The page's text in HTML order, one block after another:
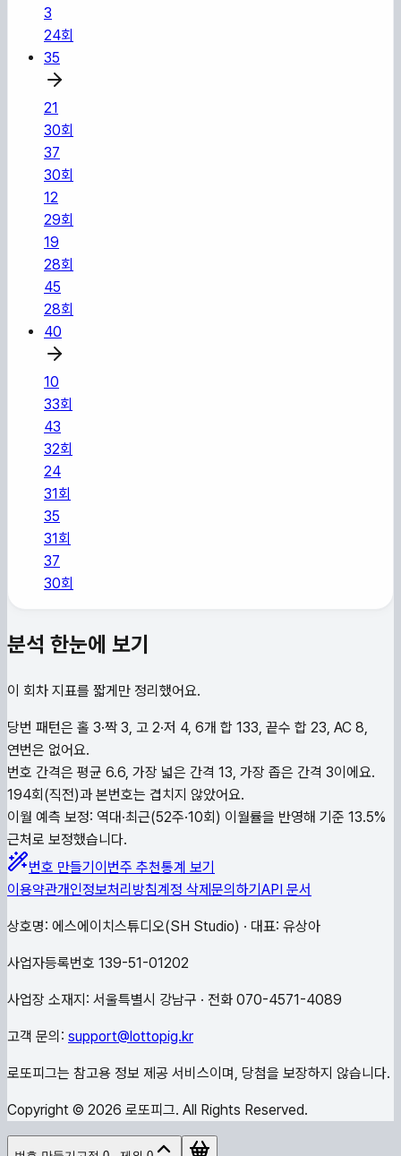
3
24회
35
21
30회
37
30회
12
29회
19
28회
45
28회
40
10
33회
43
32회
24
31회
35
31회
37
30회
분석 한눈에 보기
이 회차 지표를 짧게만 정리했어요.
당번 패턴은 홀 3·짝 3, 고 2·저 4, 6개 합 133, 끝수 합 23, AC 8,
연번은 없어요.
번호 간격은 평균 6.6, 가장 넓은 간격 13, 가장 좁은 간격 3이에요.
194회(직전)과 본번호는 겹치지 않았어요.
이월 예측 보정: 역대·최근(52주·10회) 이월률을 반영해 기준 13.5%
근처로 보정했습니다.
번호 만들기이번주 추천통계 보기
이용약관개인정보처리방침계정 삭제문의하기API 문서
상호명: 에스에이치스튜디오(SH Studio) · 대표: 유상아
사업자등록번호 139-51-01202
사업장 소재지: 서울특별시 강남구 · 전화 070-4571-4089
고객 문의: support@lottopig.kr
로또피그는 참고용 정보 제공 서비스이며, 당첨을 보장하지 않습니다.
Copyright © 2026 로또피그. All Rights Reserved.